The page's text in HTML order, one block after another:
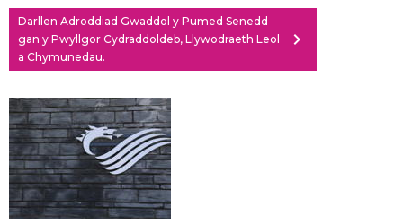
Darllen Adroddiad Gwaddol y Pumed Senedd
gan y Pwyllgor Cydraddoldeb, Llywodraeth Leol
a Chymunedau.
chevron_right